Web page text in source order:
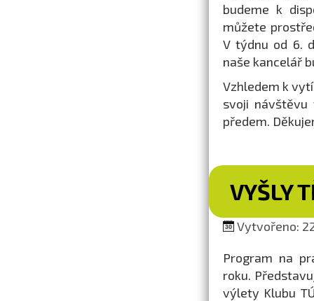
budeme k
můžete
V týdnu od 6.
naše kancelář
Vzhledem k
svoji návštěvu
předem.
VYŠLY
Vytvořeno:
Program na
roku.
výlety Klubu